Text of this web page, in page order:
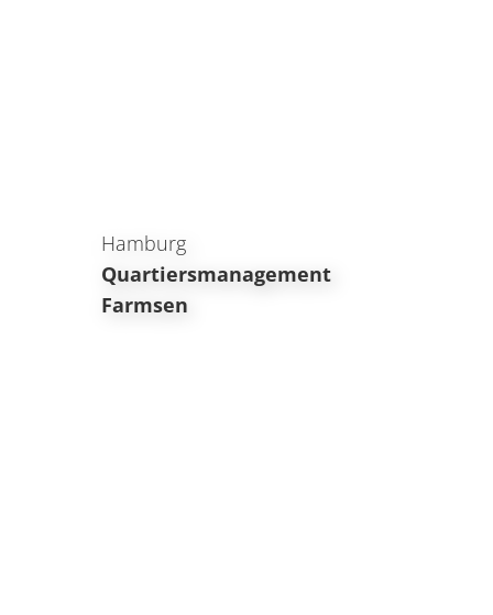
Hamburg
Quartiersmanagement
Farmsen